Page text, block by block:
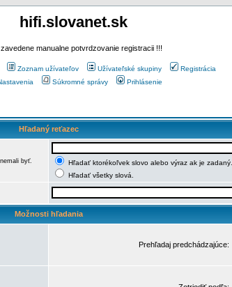
hifi.slovanet.sk
manualne potvrdzovanie registracii !!!
Zoznam užívateľov Užívateľské skupiny
Registrácia
Súkromné správy Prihlásenie
Hľadaný reťazec
byť.
Hľadať ktorékoľvek slovo alebo výraz ak je zadaný.
Hľadať všetky slová.
Možnosti hľadania
Prehľadaj predchádzajúce: